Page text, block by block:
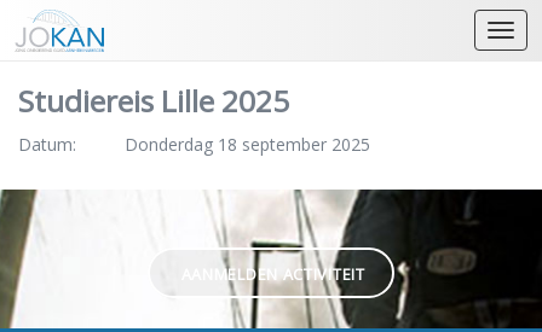
Studiereis Lille 2025
Datum: Donderdag 18 september 2025
AANMELDEN ACTIVITEIT